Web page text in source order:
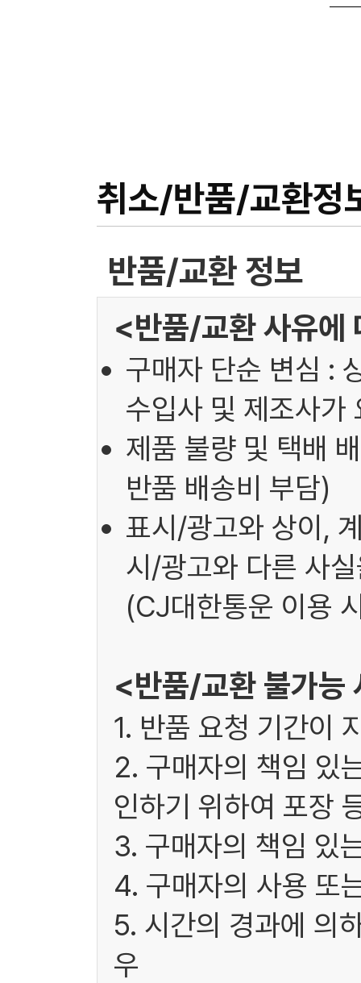
취소/반품/교환정
반품/교환 정보
<반품/교환 사유에
구매자 단순 변심 :
수입사 및 제조사가
제품 불량 및 택배
반품 배송비 부담)
표시/광고와 상이,
시/광고와 다른 사
(CJ대한통운 이용
<반품/교환 불가능
1. 반품 요청 기간이
2. 구매자의 책임 있
인하기 위하여 포장
3. 구매자의 책임 있
4. 구매자의 사용 또
5. 시간의 경과에 의
우